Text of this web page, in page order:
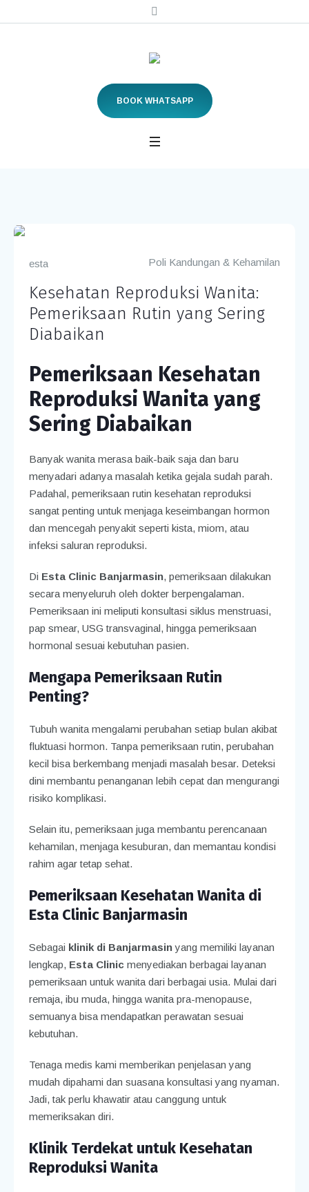
BOOK WHATSAPP
Poli Kandungan & Kehamilan
esta
Kesehatan Reproduksi Wanita:
Pemeriksaan Rutin yang Sering
Diabaikan
Pemeriksaan Kesehatan
Reproduksi Wanita yang
Sering Diabaikan
Banyak wanita merasa baik-baik saja dan baru
menyadari adanya masalah ketika gejala sudah parah.
Padahal, pemeriksaan rutin kesehatan reproduksi
sangat penting untuk menjaga keseimbangan hormon
dan mencegah penyakit seperti kista, miom, atau
infeksi saluran reproduksi.
Di Esta Clinic Banjarmasin, pemeriksaan dilakukan
secara menyeluruh oleh dokter berpengalaman.
Pemeriksaan ini meliputi konsultasi siklus menstruasi,
pap smear, USG transvaginal, hingga pemeriksaan
hormonal sesuai kebutuhan pasien.
Mengapa Pemeriksaan Rutin
Penting?
Tubuh wanita mengalami perubahan setiap bulan akibat
fluktuasi hormon. Tanpa pemeriksaan rutin, perubahan
kecil bisa berkembang menjadi masalah besar. Deteksi
dini membantu penanganan lebih cepat dan mengurangi
risiko komplikasi.
Selain itu, pemeriksaan juga membantu perencanaan
kehamilan, menjaga kesuburan, dan memantau kondisi
rahim agar tetap sehat.
Pemeriksaan Kesehatan Wanita di
Esta Clinic Banjarmasin
Sebagai klinik di Banjarmasinyang memiliki layanan
lengkap, Esta Clinicmenyediakan berbagai layanan
pemeriksaan untuk wanita dari berbagai usia. Mulai dari
remaja, ibu muda, hingga wanita pra-menopause,
semuanya bisa mendapatkan perawatan sesuai
kebutuhan.
Tenaga medis kami memberikan penjelasan yang
mudah dipahami dan suasana konsultasi yang nyaman.
Jadi, tak perlu khawatir atau canggung untuk
memeriksakan diri.
Klinik Terdekat untuk Kesehatan
Reproduksi Wanita